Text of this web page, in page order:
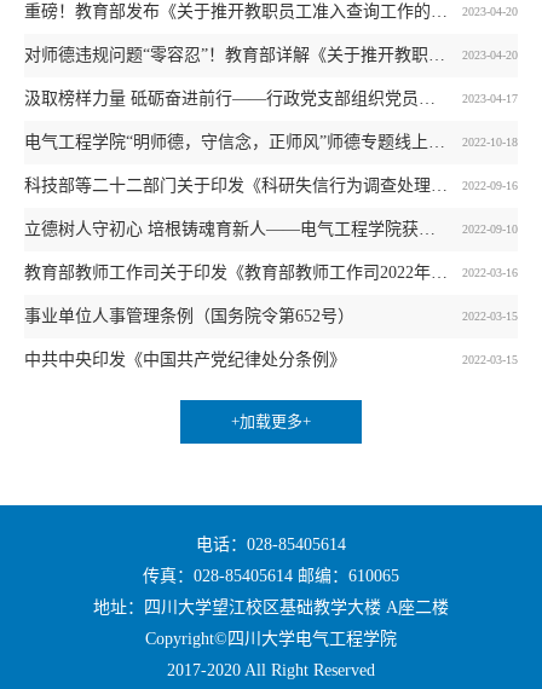
2023-04-20
2023-04-20
2023-04-17
2022-10-18
2022-09-16
2022-09-10
2022-03-16
2022-03-15
事业单位人事管理条例（国务院令第652号）
2022-03-15
中共中央印发《中国共产党纪律处分条例》
+加载更多+
电话：028-85405614
传真：028-85405614 邮编：610065
地址：四川大学望江校区基础教学大楼 A座二楼
Copyright©四川大学电气工程学院
2017-2020 All Right Reserved